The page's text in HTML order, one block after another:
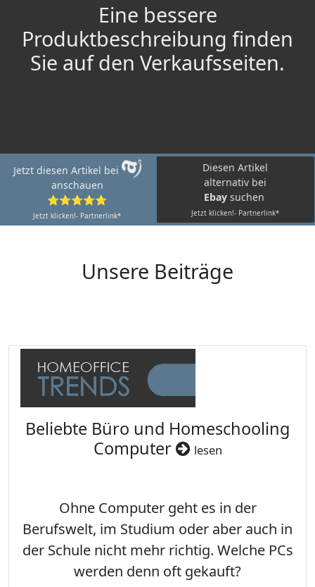
Eine bessere
Produktbeschreibung finden
Sie auf den Verkaufsseiten.
Jetzt diesen Artikel bei
anschauen
⭐⭐⭐⭐⭐
Jetzt klicken!- Partnerlink*
Diesen Artikel
alternativ bei
Ebay suchen
Jetzt klicken!- Partnerlink*
Unsere Beiträge
Beliebte Büro und Homeschooling
Computer
lesen
Ohne Computer geht es in der
Berufswelt, im Studium oder aber auch in
der Schule nicht mehr richtig. Welche PCs
werden denn oft gekauft?